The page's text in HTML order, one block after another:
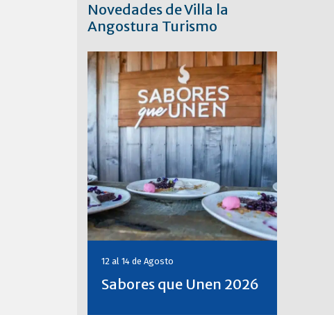
Novedades de Villa la
Angostura Turismo
12 al 14 deAgosto
Sabores que Unen 2026